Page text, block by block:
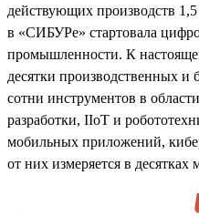
действующих производств
в «СИБУРе» стартовала
промышленности. К
десятки производственных и
сотни инструментов в
разработки, IIoT и
мобильных приложений,
от них измеряется в десятках